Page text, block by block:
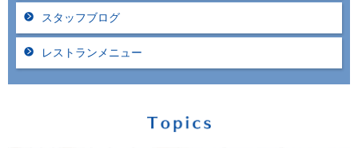
スタッフブログ
レストランメニュー